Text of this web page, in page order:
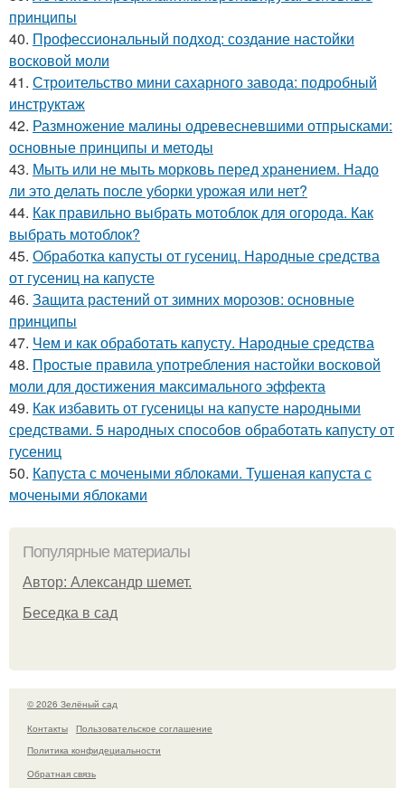
принципы
40. Профессиональный подход: создание настойки
восковой моли
41. Строительство мини сахарного завода: подробный
инструктаж
42. Размножение малины одревесневшими отпрысками:
основные принципы и методы
43. Мыть или не мыть морковь перед хранением. Надо
ли это делать после уборки урожая или нет?
44. Как правильно выбрать мотоблок для огорода. Как
выбрать мотоблок?
45. Обработка капусты от гусениц. Народные средства
от гусениц на капусте
46. Защита растений от зимних морозов: основные
принципы
47. Чем и как обработать капусту. Народные средства
48. Простые правила употребления настойки восковой
моли для достижения максимального эффекта
49. Как избавить от гусеницы на капусте народными
средствами. 5 народных способов обработать капусту от
гусениц
50. Капуста с мочеными яблоками. Тушеная капуста с
мочеными яблоками
Популярные материалы
Автор: Александр шемет.
Беседка в сад
© 2026 Зелёный сад
Контакты
Пользовательское соглашение
Политика конфидециальности
Обратная связь